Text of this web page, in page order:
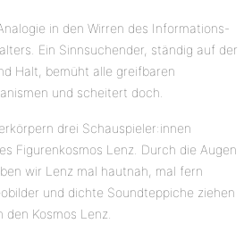
in den Wirren des Informations-
Ein Sinnsuchender, ständig auf der
Halt, bemüht alle greifbaren
und scheitert doch.
drei Schauspieler:innen
Figurenkosmos Lenz. Durch die Augen
wir Lenz mal hautnah, mal fern
und dichte Soundteppiche ziehen
Kosmos Lenz.